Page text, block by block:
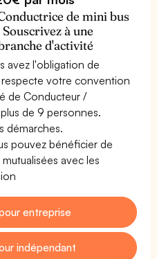
de mini bus
à une
d'activité
avez l'obligation de
respecte votre convention
de Conducteur /
de 9 personnes.
démarches.
pouvez bénéficier de
avec les
entreprise
indépendant